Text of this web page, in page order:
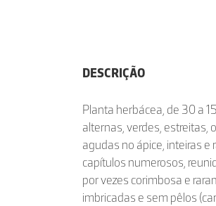
DESCRIÇÃO
Planta herbácea, de 30 a
alternas, verdes,
agudas no ápice, inteiras
capítulos numerosos,
por vezes corimbosa e
imbricadas e sem pêlos